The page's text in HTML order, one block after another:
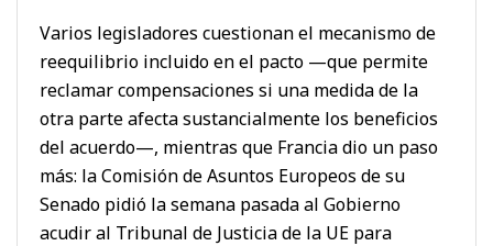
Varios legisladores cuestionan el mecanismo de
reequilibrio incluido en el pacto —que permite
reclamar compensaciones si una medida de la
otra parte afecta sustancialmente los beneficios
del acuerdo—, mientras que Francia dio un paso
más: la Comisión de Asuntos Europeos de su
Senado pidió la semana pasada al Gobierno
acudir al Tribunal de Justicia de la UE para